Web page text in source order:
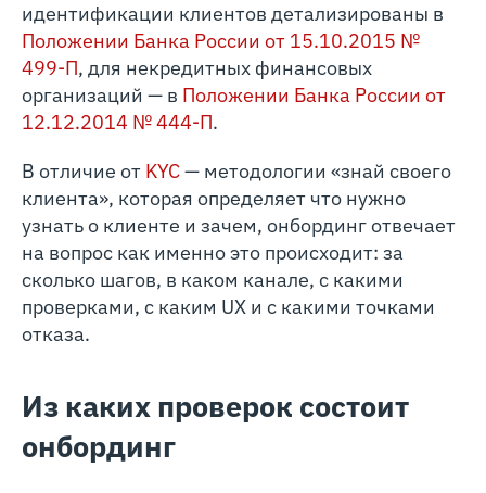
идентификации клиентов детализированы в
Положении Банка России от 15.10.2015 №
499-П, для некредитных финансовых
организаций — в Положении Банка России от
12.12.2014 № 444-П.
В отличие от KYC— методологии «знай своего
клиента», которая определяет что нужно
узнать о клиенте и зачем, онбординг отвечает
на вопрос как именно это происходит: за
сколько шагов, в каком канале, с какими
проверками, с каким UX и с какими точками
отказа.
Из каких проверок состоит
онбординг